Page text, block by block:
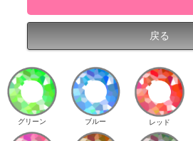
グリーン ブルー レッド